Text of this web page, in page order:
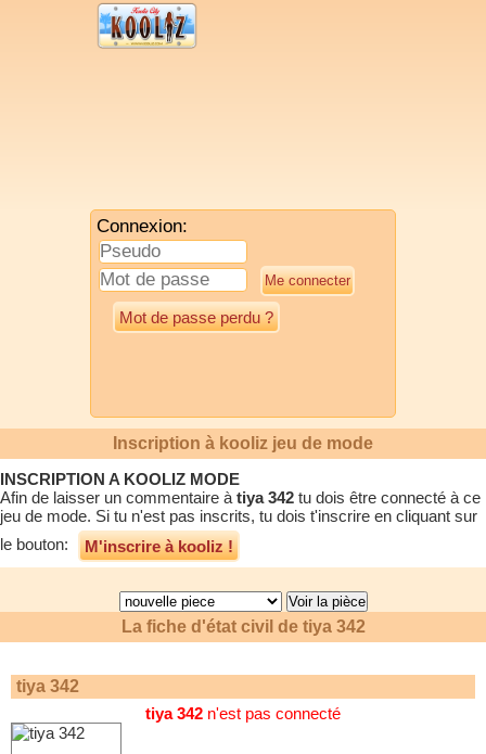
Connexion:
Mot de passe perdu ?
Inscription à kooliz jeu de mode
INSCRIPTION A KOOLIZ MODE
Afin de laisser un commentaire à tiya 342 tu dois être connecté à ce
jeu de mode. Si tu n'est pas inscrits, tu dois t'inscrire en cliquant sur
le bouton:
M'inscrire à kooliz !
La fiche d'état civil de tiya 342
tiya 342
tiya 342 n'est pas connecté